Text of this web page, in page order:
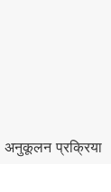
अनुकूलन प्रक्रिया